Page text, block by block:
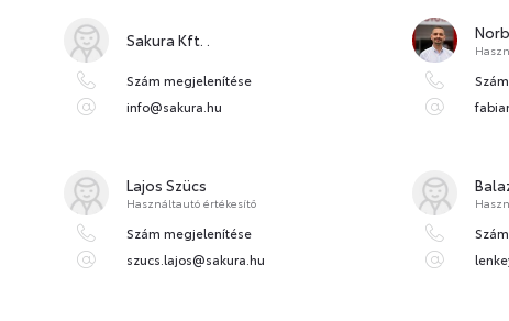
Sakura Kft. .
Szám megjelenítése
info@sakura.hu
Lajos Szücs
Használtautó értékesítő
Szám megjelenítése
szucs.lajos@sakura.hu